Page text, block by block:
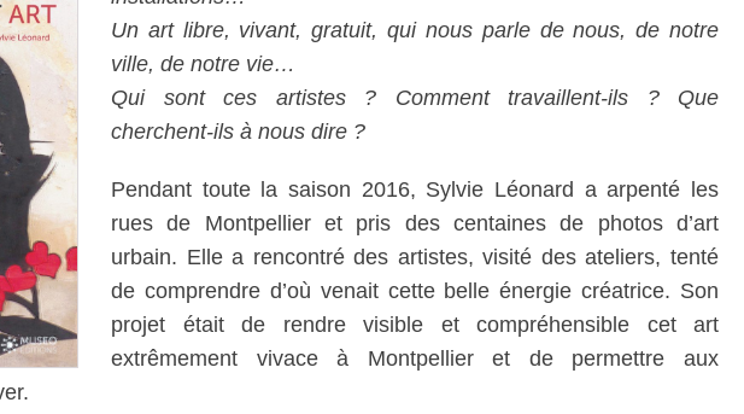
Un art libre, vivant, gratuit, qui nous parle de nous, de notre
ville, de notre vie…
Qui sont ces artistes ? Comment travaillent-ils ? Que
cherchent-ils à nous dire ?
Pendant toute la saison 2016, Sylvie Léonard a arpenté les
rues de Montpellier et pris des centaines de photos d’art
urbain. Elle a rencontré des artistes, visité des ateliers, tenté
de comprendre d’où venait cette belle énergie créatrice. Son
projet était de rendre visible et compréhensible cet art
extrêmement vivace à Montpellier et de permettre aux